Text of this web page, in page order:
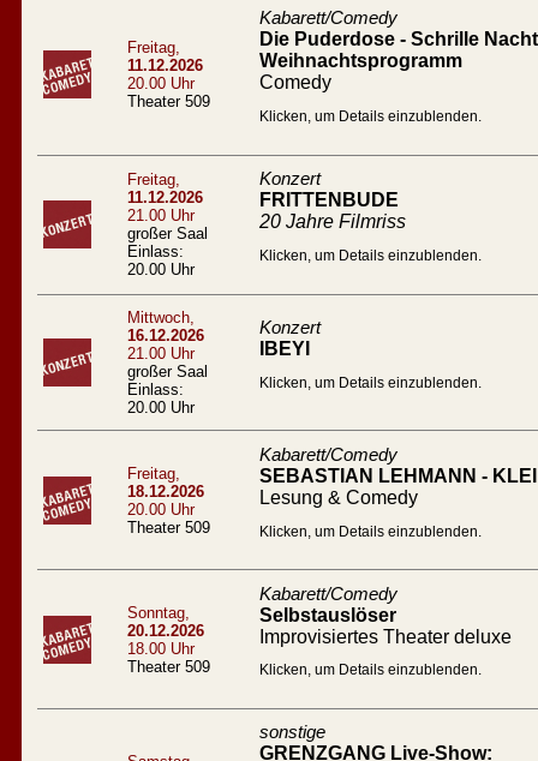
Freitag,
11.12.2026
20.00 Uhr
Theater 509
Kabarett/Comedy
Die Puderdose - Schrille
Weihnachtsprogramm
Comedy
Klicken, um Details einzublenden.
Freitag,
11.12.2026
21.00 Uhr
großer Saal
Einlass:
20.00 Uhr
Konzert
FRITTENBUDE
20 Jahre Filmriss
Klicken, um Details einzublenden.
Mittwoch,
16.12.2026
21.00 Uhr
großer Saal
Einlass:
20.00 Uhr
Konzert
IBEYI
Klicken, um Details einzublenden.
Freitag,
18.12.2026
20.00 Uhr
Theater 509
Kabarett/Comedy
SEBASTIAN LEHMANN -
Lesung & Comedy
Klicken, um Details einzublenden.
Sonntag,
20.12.2026
18.00 Uhr
Theater 509
Kabarett/Comedy
Selbstauslöser
Improvisiertes Theater deluxe
Klicken, um Details einzublenden.
sonstige
GRENZGANG Live-Show: